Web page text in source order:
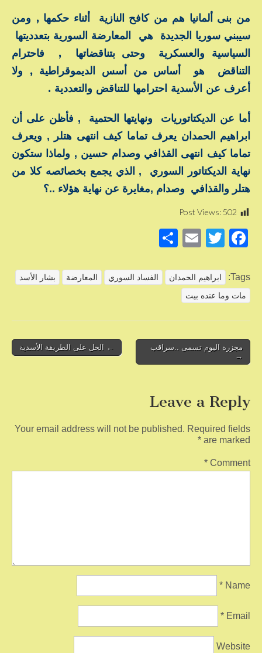
من بنى ألمانيا هم من كافح النازية أثناء حكمها , ومن
سيبني سوريا الجديدة هي المعارضة السورية بتعدديتها
السياسية والعسكرية وحتى بتناقضاتها , فاحترام
التناقض هو أساس من أسس الديموقراطية , ولا
أعرف عن الأسدية احترامها للتناقض والتعددية .
أما عن الديكتاتوريات ونهايتها الحتمية , فأظن على أن
ابراهيم الحمدان يعرف تماما كيف انتهى هتلر , ويعرف
تماما كيف انتهى القذافي وصدام حسين , ولماذا ستكون
نهاية الديكتاتور السوري , الذي يجمع بخصائصه كلا من
هتلر والقذافي وصدام ,مغايرة عن نهاية هؤلاء ..؟
Post Views: 502
F
c
e
o
k
T
tt
er
E
ail
ar
Tags: ابراهيم الحمدان الفساد السوري المعارضة
بشار الأسد
مات وما عنده بيت
Post
navigation
← الحل على الطريقة الأسدية
مجزرة اليوم تسمى ..سراقب
→
Leave a Reply
Your email address will not be published. Required fields
are marked
*
Comment
*
Name
*
Email
*
Website